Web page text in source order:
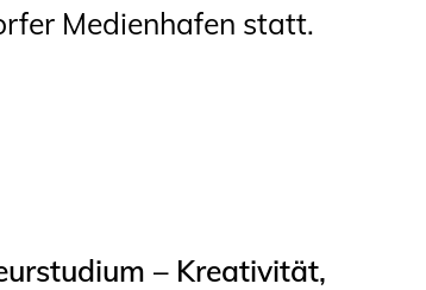
Medienhafen statt.
– Kreativität,